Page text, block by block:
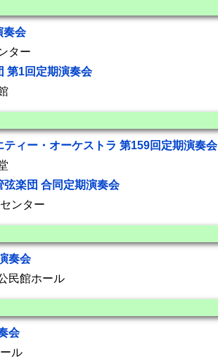
奏会
ター
第1回定期演奏会
ィー・オーケストラ 第159回定期演奏会
楽団 合同定期演奏会
ンター
奏会
館ホール
会
ル